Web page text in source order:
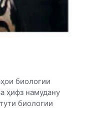
биологии
ҳифз намудану
биологии